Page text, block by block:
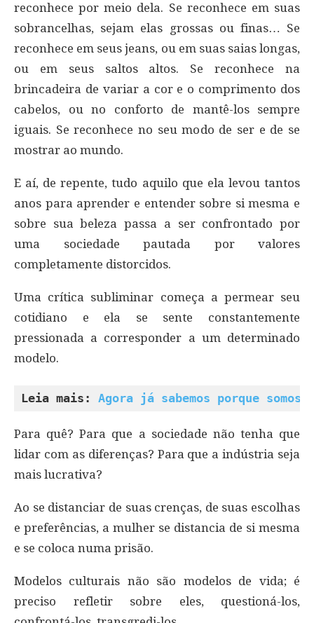
reconhece por meio dela. Se reconhece em suas
sobrancelhas, sejam elas grossas ou finas… Se
reconhece em seus jeans, ou em suas saias longas,
ou em seus saltos altos. Se reconhece na
brincadeira de variar a cor e o comprimento dos
cabelos, ou no conforto de mantê-los sempre
iguais. Se reconhece no seu modo de ser e de se
mostrar ao mundo.
E aí, de repente, tudo aquilo que ela levou tantos
anos para aprender e entender sobre si mesma e
sobre sua beleza passa a ser confrontado por
uma sociedade pautada por valores
completamente distorcidos.
Uma crítica subliminar começa a permear seu
cotidiano e ela se sente constantemente
pressionada a corresponder a um determinado
modelo.
Leia mais: Agora já sabemos porque
Para quê? Para que a sociedade não tenha que
lidar com as diferenças? Para que a indústria seja
mais lucrativa?
Ao se distanciar de suas crenças, de suas escolhas
e preferências, a mulher se distancia de si mesma
e se coloca numa prisão.
Modelos culturais não são modelos de vida; é
preciso refletir sobre eles, questioná-los,